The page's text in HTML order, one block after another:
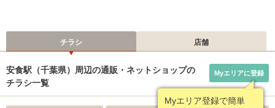
チラシ 店舗
安食駅（千葉県）周辺の通販・ネットショップの
チラシ一覧
Myエリア登録で簡単
Myエリアに登録